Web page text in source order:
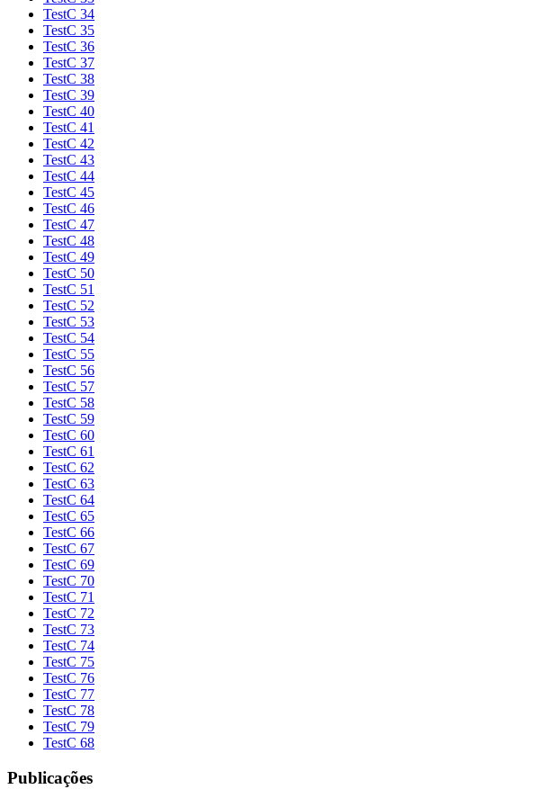
TestC 34
TestC 35
TestC 36
TestC 37
TestC 38
TestC 39
TestC 40
TestC 41
TestC 42
TestC 43
TestC 44
TestC 45
TestC 46
TestC 47
TestC 48
TestC 49
TestC 50
TestC 51
TestC 52
TestC 53
TestC 54
TestC 55
TestC 56
TestC 57
TestC 58
TestC 59
TestC 60
TestC 61
TestC 62
TestC 63
TestC 64
TestC 65
TestC 66
TestC 67
TestC 69
TestC 70
TestC 71
TestC 72
TestC 73
TestC 74
TestC 75
TestC 76
TestC 77
TestC 78
TestC 79
TestC 68
Publicações